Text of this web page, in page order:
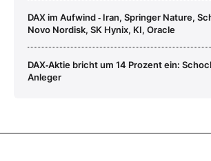
DAX im Aufwind ‑ Iran, Springer Nature,
Novo Nordisk, SK Hynix, KI, Oracle
DAX‑Aktie bricht um 14 Prozent ein:
Anleger